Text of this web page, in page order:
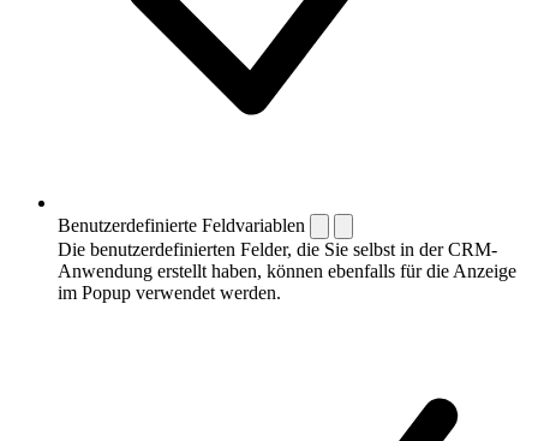
Benutzerdefinierte Feldvariablen
Die benutzerdefinierten Felder, die Sie selbst in der CRM-
Anwendung erstellt haben, können ebenfalls für die Anzeige
im Popup verwendet werden.